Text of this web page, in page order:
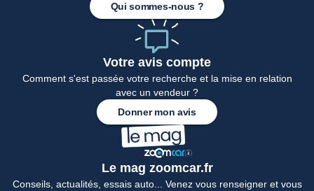
Qui sommes-nous ?
Votre avis compte
Comment s'est passée votre recherche et la mise en relation
avec un vendeur ?
Donner mon avis
Le mag zoomcar.fr
Conseils, actualités, essais auto... Venez vous renseigner et vous